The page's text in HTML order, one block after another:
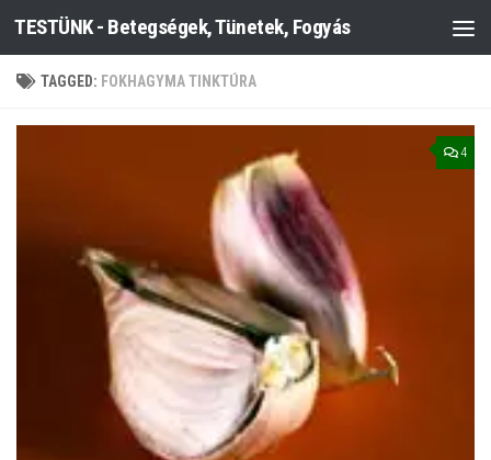
Skip to content
TESTÜNK - Betegségek, Tünetek, Fogyás
TAGGED: FOKHAGYMA TINKTÚRA
4